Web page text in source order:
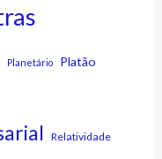
Planetário Platão
Relatividade